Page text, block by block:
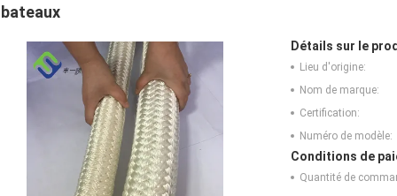
bateaux
Détails sur le
Lieu d'origine:
Nom de marque:
Certification:
Numéro de modèle:
Conditions de
Quantité de